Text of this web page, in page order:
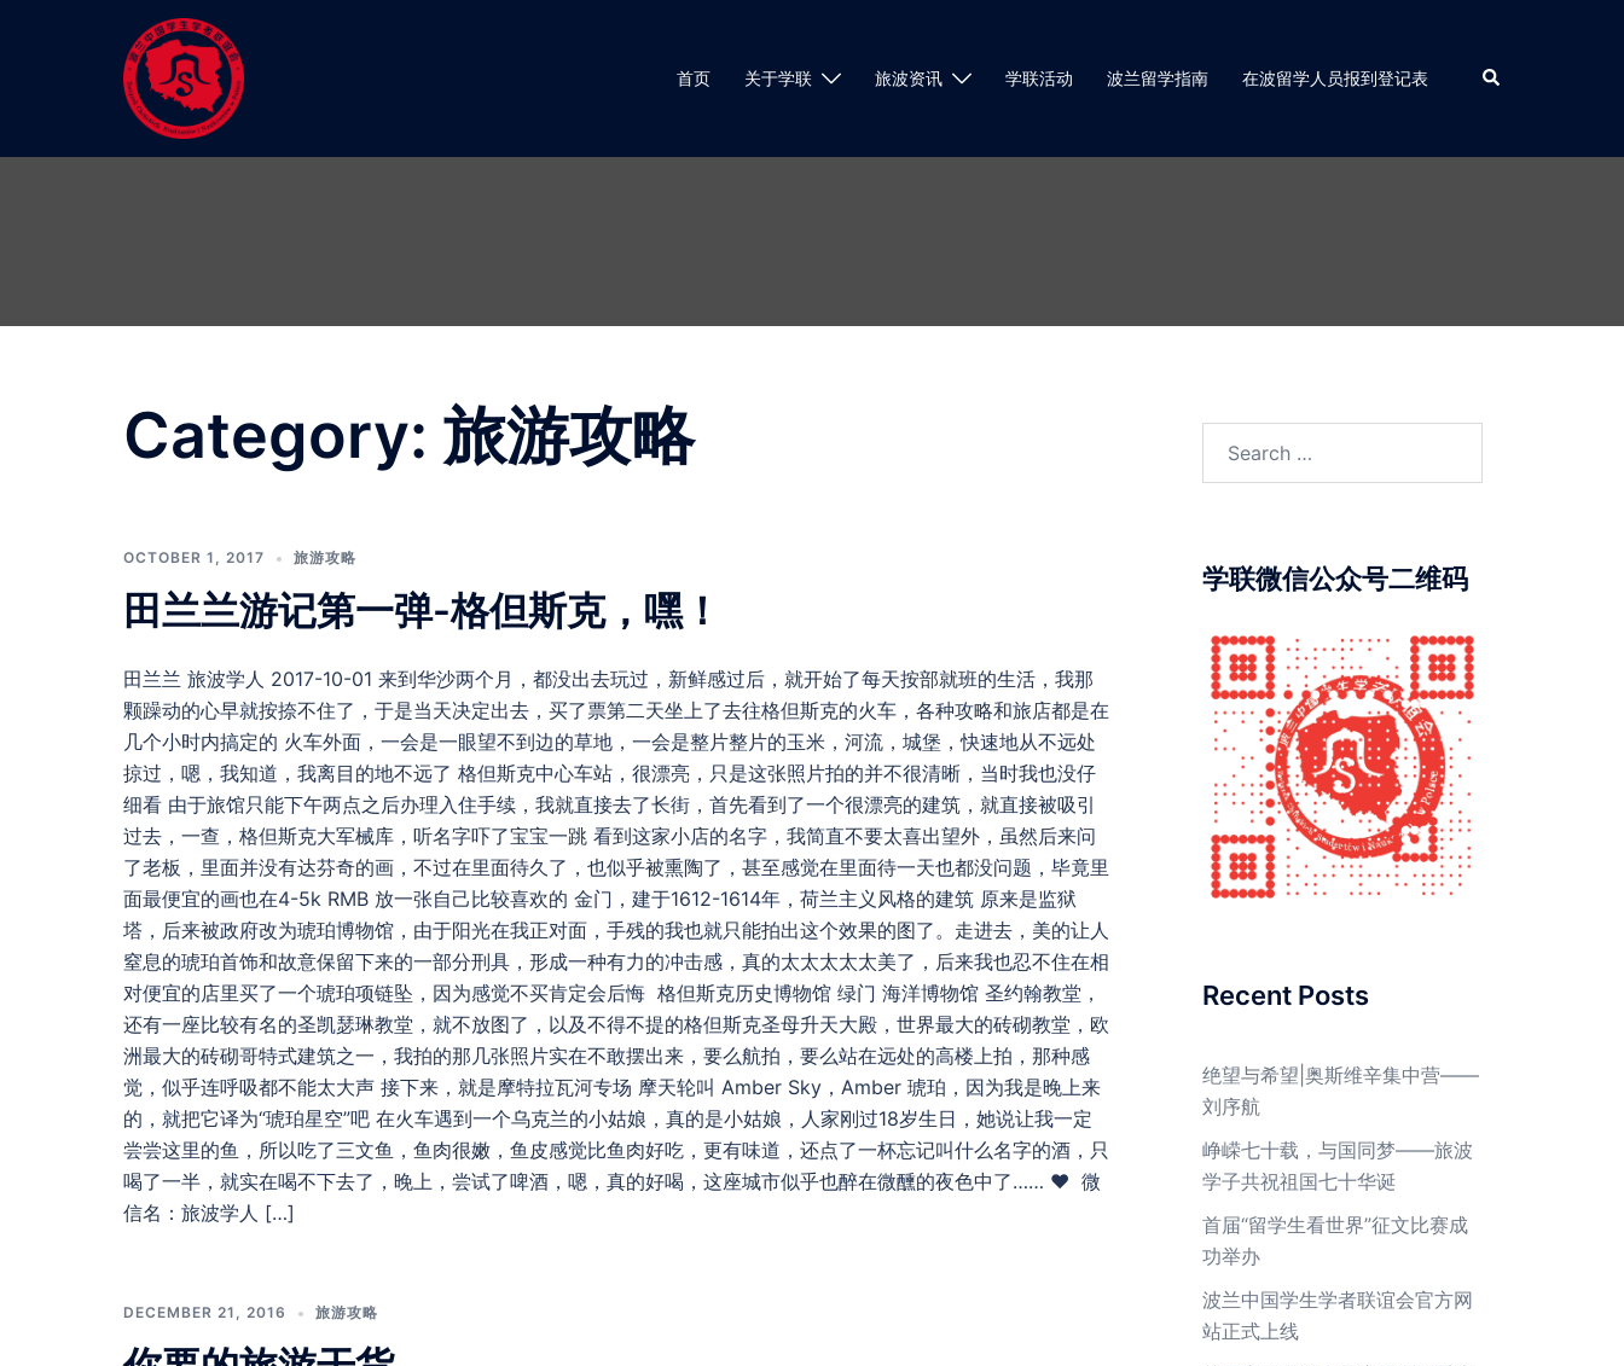
首页 关于学联 旅波资讯 学联活动 波兰留学指南 在波留学人员报到登记表 Search
Category: 旅游攻略
OCTOBER 1, 2017 旅游攻略
田兰兰游记第一弹-格但斯克，嘿！
田兰兰 旅波学人 2017-10-01 来到华沙两个月，都没出去玩过，新鲜感过后，就开始了每天按部就班的生活，我那
颗躁动的心早就按捺不住了，于是当天决定出去，买了票第二天坐上了去往格但斯克的火车，各种攻略和旅店都是在
几个小时内搞定的 火车外面，一会是一眼望不到边的草地，一会是整片整片的玉米，河流，城堡，快速地从不远处
掠过，嗯，我知道，我离目的地不远了 格但斯克中心车站，很漂亮，只是这张照片拍的并不很清晰，当时我也没仔
细看 由于旅馆只能下午两点之后办理入住手续，我就直接去了长街，首先看到了一个很漂亮的建筑，就直接被吸引
过去，一查，格但斯克大军械库，听名字吓了宝宝一跳 看到这家小店的名字，我简直不要太喜出望外，虽然后来问
了老板，里面并没有达芬奇的画，不过在里面待久了，也似乎被熏陶了，甚至感觉在里面待一天也都没问题，毕竟里
面最便宜的画也在4-5k RMB 放一张自己比较喜欢的 金门，建于1612-1614年，荷兰主义风格的建筑 原来是监狱
塔，后来被政府改为琥珀博物馆，由于阳光在我正对面，手残的我也就只能拍出这个效果的图了。走进去，美的让人
窒息的琥珀首饰和故意保留下来的一部分刑具，形成一种有力的冲击感，真的太太太太太美了，后来我也忍不住在相
对便宜的店里买了一个琥珀项链坠，因为感觉不买肯定会后悔 格但斯克历史博物馆 绿门 海洋博物馆 圣约翰教堂，
还有一座比较有名的圣凯瑟琳教堂，就不放图了，以及不得不提的格但斯克圣母升天大殿，世界最大的砖砌教堂，欧
洲最大的砖砌哥特式建筑之一，我拍的那几张照片实在不敢摆出来，要么航拍，要么站在远处的高楼上拍，那种感
觉，似乎连呼吸都不能太大声 接下来，就是摩特拉瓦河专场 摩天轮叫 Amber Sky，Amber 琥珀，因为我是晚上来
的，就把它译为“琥珀星空”吧 在火车遇到一个乌克兰的小姑娘，真的是小姑娘，人家刚过18岁生日，她说让我一定
尝尝这里的鱼，所以吃了三文鱼，鱼肉很嫩，鱼皮感觉比鱼肉好吃，更有味道，还点了一杯忘记叫什么名字的酒，只
喝了一半，就实在喝不下去了，晚上，尝试了啤酒，嗯，真的好喝，这座城市似乎也醉在微醺的夜色中了…… ♥ 微
信名：旅波学人 […]
DECEMBER 21, 2016 旅游攻略
for:
学联微信公众号二维码
Recent Posts
绝望与希望|奥斯维辛集中营——
刘序航
峥嵘七十载，与国同梦——旅波
学子共祝祖国七十华诞
首届“留学生看世界”征文比赛成
功举办
波兰中国学生学者联谊会官方网
站正式上线